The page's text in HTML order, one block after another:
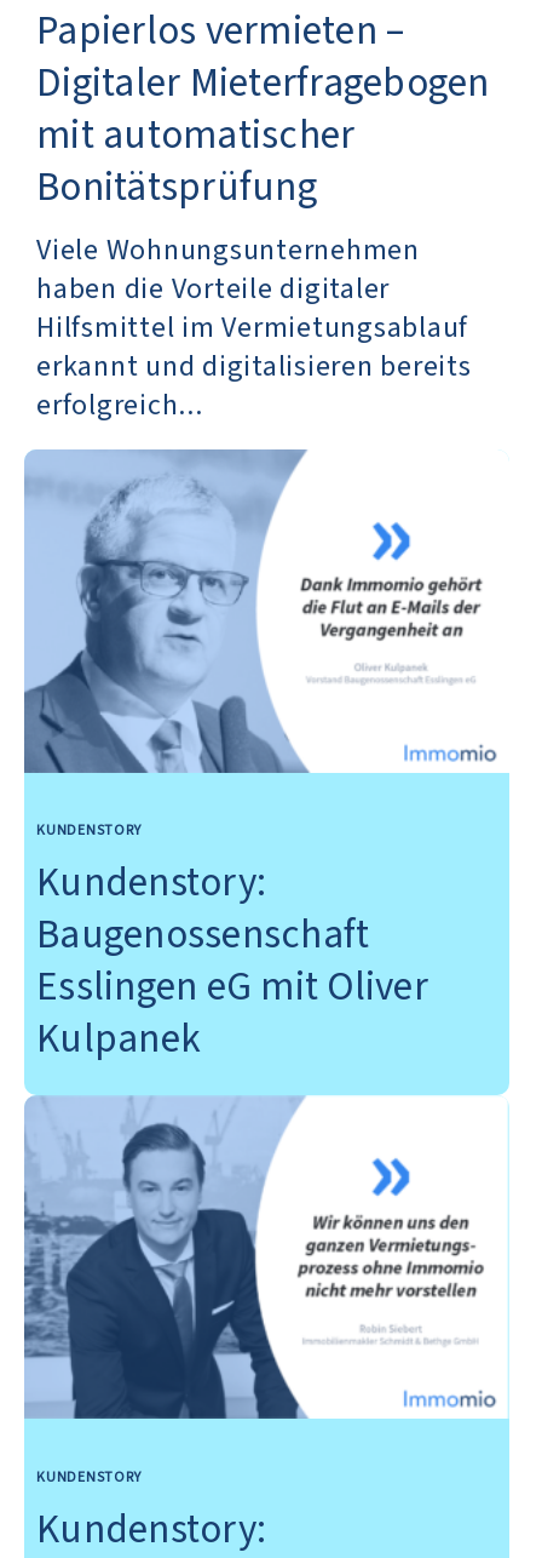
Papierlos vermieten –
Digitaler Mieterfragebogen
mit automatischer
Bonitätsprüfung
Viele Wohnungsunternehmen
haben die Vorteile digitaler
Hilfsmittel im Vermietungsablauf
erkannt und digitalisieren bereits
erfolgreich...
KUNDENSTORY
Kundenstory:
Baugenossenschaft
Esslingen eG mit Oliver
Kulpanek
KUNDENSTORY
Kundenstory: